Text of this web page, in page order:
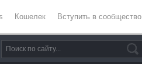
Кошелек Вступить в сообщество